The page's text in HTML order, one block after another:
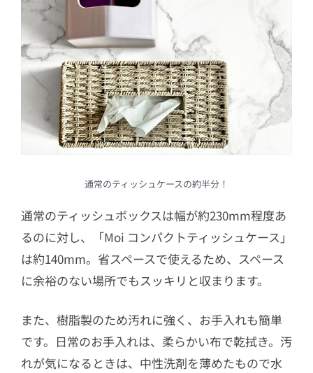
通常のティッシュケースの約半分！
通常のティッシュボックスは幅が約230mm程度あ
るのに対し、「Moi コンパクトティッシュケース」
は約140mm。省スペースで使えるため、スペース
に余裕のない場所でもスッキリと収まります。
また、樹脂製のため汚れに強く、お手入れも簡単
です。日常のお手入れは、柔らかい布で乾拭き。汚
れが気になるときは、中性洗剤を薄めたもので水